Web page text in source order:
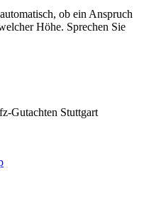
ob ein Anspruch
Höhe. Sprechen Sie
Gutachten Stuttgart